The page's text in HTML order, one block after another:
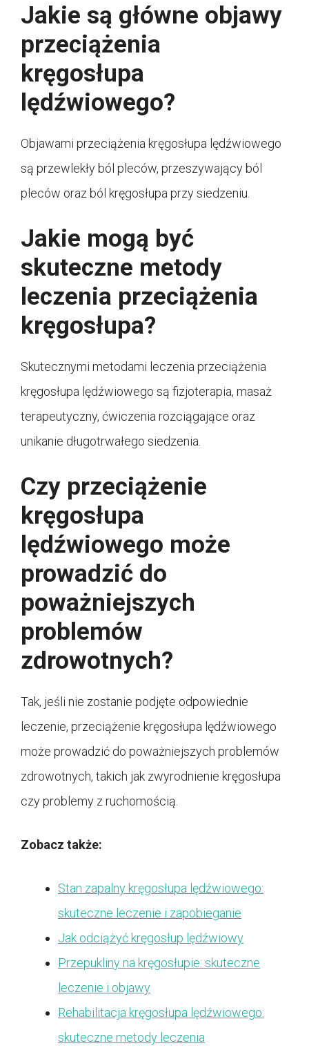
Jakie są główne objawy
przeciążenia
kręgosłupa
lędźwiowego?
Objawami przeciążenia kręgosłupa lędźwiowego
są przewlekły ból pleców, przeszywający ból
pleców oraz ból kręgosłupa przy siedzeniu.
Jakie mogą być
skuteczne metody
leczenia przeciążenia
kręgosłupa?
Skutecznymi metodami leczenia przeciążenia
kręgosłupa lędźwiowego są fizjoterapia, masaż
terapeutyczny, ćwiczenia rozciągające oraz
unikanie długotrwałego siedzenia.
Czy przeciążenie
kręgosłupa
lędźwiowego może
prowadzić do
poważniejszych
problemów
zdrowotnych?
Tak, jeśli nie zostanie podjęte odpowiednie
leczenie, przeciążenie kręgosłupa lędźwiowego
może prowadzić do poważniejszych problemów
zdrowotnych, takich jak zwyrodnienie kręgosłupa
czy problemy z ruchomością.
Zobacz także:
Stan zapalny kręgosłupa lędźwiowego:
skuteczne leczenie i zapobieganie
Jak odciążyć kręgosłup lędźwiowy
Przepukliny na kręgosłupie: skuteczne
leczenie i objawy
Rehabilitacja kręgosłupa lędźwiowego:
skuteczne metody leczenia